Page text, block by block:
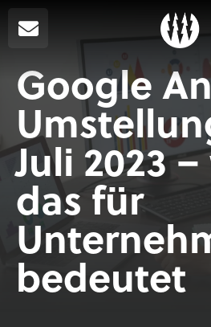
Google
Juli 2023
das für
bedeutet